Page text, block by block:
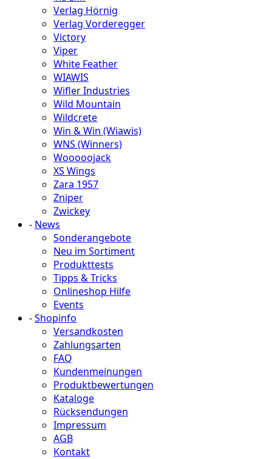
Verlag Hörnig
Verlag Vorderegger
Victory
Viper
White Feather
WIAWIS
Wifler Industries
Wild Mountain
Wildcrete
Win & Win (Wiawis)
WNS (Winners)
Wooooojack
XS Wings
Zara 1957
Zniper
Zwickey
- News
Sonderangebote
Neu im Sortiment
Produkttests
Tipps & Tricks
Onlineshop Hilfe
Events
-Shopinfo
Versandkosten
Zahlungsarten
FAQ
Kundenmeinungen
Produktbewertungen
Kataloge
Rücksendungen
Impressum
AGB
Kontakt